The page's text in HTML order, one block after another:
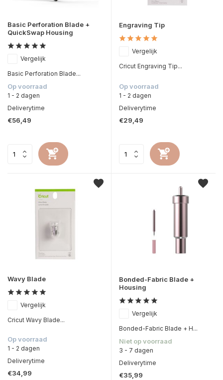
Basic Perforation Blade +
QuickSwap Housing
Vergelijk
Basic Perforation Blade...
Op voorraad
1 - 2 dagen
Deliverytime
€56,49
Engraving Tip
Vergelijk
Cricut Engraving Tip...
Op voorraad
1 - 2 dagen
Deliverytime
€29,49
Wavy Blade
Vergelijk
Cricut Wavy Blade...
Op voorraad
1 - 2 dagen
Deliverytime
€34,99
Bonded-Fabric Blade +
Housing
Vergelijk
Bonded-Fabric Blade + H...
Niet op voorraad
3 - 7 dagen
Deliverytime
€35,99